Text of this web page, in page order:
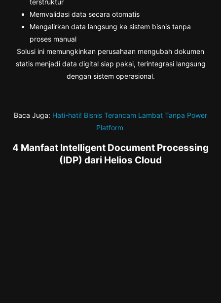
terstruktur
Memvalidasi data secara otomatis
Mengalirkan data langsung ke sistem bisnis tanpa
proses manual
Solusi ini memungkinkan perusahaan mengubah dokumen
statis menjadi data digital siap pakai, terintegrasi langsung
dengan sistem operasional.
Baca Juga: Hati-hati! Bisnis Terancam Lambat Tanpa Power
Platform
4 Manfaat Intelligent Document Processing
(IDP) dari Helios Cloud